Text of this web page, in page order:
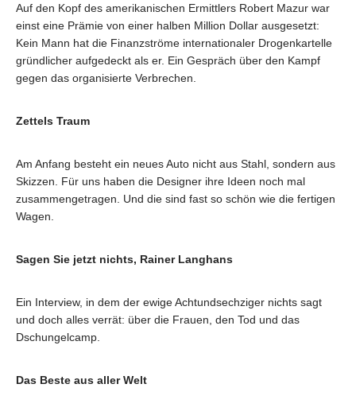
Auf den Kopf des amerikanischen Ermittlers Robert Mazur war
einst eine Prämie von einer halben Million Dollar ausgesetzt:
Kein Mann hat die Finanzströme internationaler Drogenkartelle
gründlicher aufgedeckt als er. Ein Gespräch über den Kampf
gegen das organisierte Verbrechen.
Zettels Traum
Am Anfang besteht ein neues Auto nicht aus Stahl, sondern aus
Skizzen. Für uns haben die Designer ihre Ideen noch mal
zusammengetragen. Und die sind fast so schön wie die fertigen
Wagen.
Sagen Sie jetzt nichts, Rainer Langhans
Ein Interview, in dem der ewige Achtundsechziger nichts sagt
und doch alles verrät: über die Frauen, den Tod und das
Dschungelcamp.
Das Beste aus aller Welt